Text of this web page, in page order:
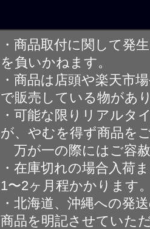
・商品取付に関して発
を負いかねます。
・商品は店頭や楽天市
で販売している物があ
・可能な限りリアルタ
が、やむを得ず商品を
万が一の際にはご容
・在庫切れの場合入荷
1〜2ヶ月程かかります
・北海道、沖縄への発
商品を明記させていた